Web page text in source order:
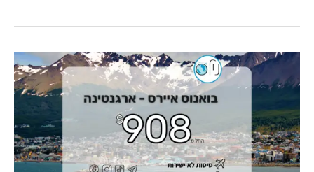
חגי
בארגנטינה,טיסות
לבואנוס
איירס
החל
מ-908$